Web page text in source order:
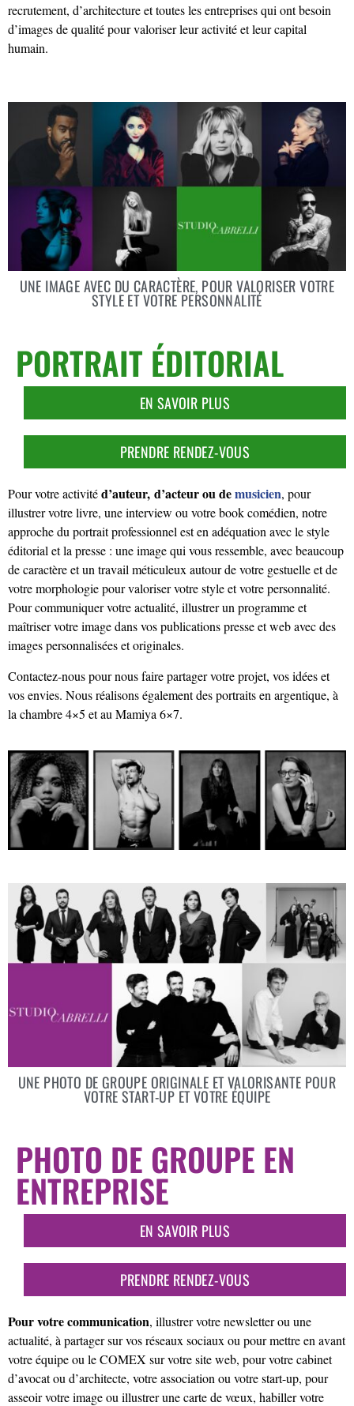
recrutement, d’architecture et toutes les entreprises qui ont besoin
d’images de qualité pour valoriser leur activité et leur capital
humain.
UNE IMAGE AVEC DU CARACTÈRE, POUR VALORISER VOTRE
STYLE ET VOTRE PERSONNALITÉ
PORTRAIT ÉDITORIAL
EN SAVOIR PLUS
PRENDRE RENDEZ-VOUS
Pour votre activitéd’auteur, d’acteur ou demusicien, pour
illustrer votre livre, une interview ou votre book comédien, notre
approche du portrait professionnel est en adéquation avec le style
éditorial et la presse : une image qui vous ressemble, avec beaucoup
de caractère et un travail méticuleux autour de votre gestuelle et de
votre morphologie pour valoriser votre style et votre personnalité.
Pour communiquer votre actualité, illustrer un programme et
maîtriser votre image dans vos publications presse et web avec des
images personnalisées et originales.
Contactez-nous pour nous faire partager votre projet, vos idées et
vos envies. Nous réalisons également des portraits en argentique, à
la chambre 4×5 et au Mamiya 6×7.
UNE PHOTO DE GROUPE ORIGINALE ET VALORISANTE POUR
VOTRE START-UP ET VOTRE ÉQUIPE
PHOTO DE GROUPE EN
ENTREPRISE
EN SAVOIR PLUS
PRENDRE RENDEZ-VOUS
Pour votre communication, illustrer votre newsletter ou une
actualité, à partager sur vos réseaux sociaux ou pour mettre en avant
votre équipe ou le COMEX sur votre site web, pour votre cabinet
d’avocat ou d’architecte, votre association ou votre start-up, pour
asseoir votre image ou illustrer une carte de vœux, habiller votre